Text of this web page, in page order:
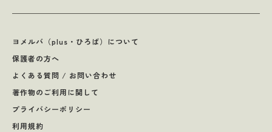
ヨメルバ（plus・ひろば）について
保護者の方へ
よくある質問 / お問い合わせ
著作物のご利用に関して
プライバシーポリシー
利用規約